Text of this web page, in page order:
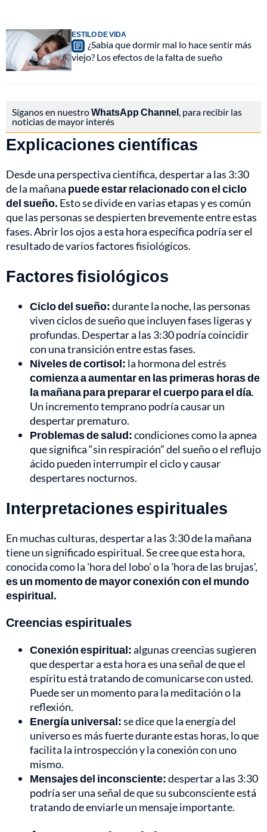
ESTILO DE VIDA
¿Sabía que dormir mal lo hace sentir más
viejo? Los efectos de la falta de sueño
Síganos en nuestroWhatsApp Channel, para recibir las
noticias de mayor interés
Explicaciones científicas
Desde una perspectiva científica, despertar a las 3:30
de la mañana puede estar relacionado con el ciclo
del sueño. Esto se divide en varias etapas y es común
que las personas se despierten brevemente entre estas
fases. Abrir los ojos a esta hora específica podría ser el
resultado de varios factores fisiológicos.
Factores fisiológicos
Ciclo del sueño:durante la noche, las personas
viven ciclos de sueño que incluyen fases ligeras y
profundas. Despertar a las 3:30 podría coincidir
con una transición entre estas fases.
Niveles de cortisol: la hormona del estrés
comienza a aumentar en las primeras horas de
la mañana para preparar el cuerpo para el día.
Un incremento temprano podría causar un
despertar prematuro.
Problemas de salud:condiciones como la apnea
que significa “sin respiración” del sueño o el reflujo
ácido pueden interrumpir el ciclo y causar
despertares nocturnos.
Interpretaciones espirituales
En muchas culturas, despertar a las 3:30 de la mañana
tiene un significado espiritual. Se cree que esta hora,
conocida como la 'hora del lobo' o la 'hora de las brujas',
es un momento de mayor conexión con el mundo
espiritual.
Creencias espirituales
Conexión espiritual:algunas creencias sugieren
que despertar a esta hora es una señal de que el
espíritu está tratando de comunicarse con usted.
Puede ser un momento para la meditación o la
reflexión.
Energía universal:se dice que la energía del
universo es más fuerte durante estas horas, lo que
facilita la introspección y la conexión con uno
mismo.
Mensajes del inconsciente:despertar a las 3:30
podría ser una señal de que su subconsciente está
tratando de enviarle un mensaje importante.